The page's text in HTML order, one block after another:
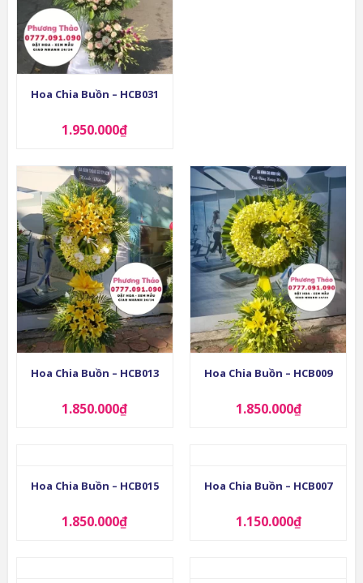
Hoa Chia Buồn – HCB031
1.950.000₫
Hoa Chia Buồn – HCB013
1.850.000₫
Hoa Chia Buồn – HCB009
1.850.000₫
Hoa Chia Buồn – HCB015
1.850.000₫
Hoa Chia Buồn – HCB007
1.150.000₫